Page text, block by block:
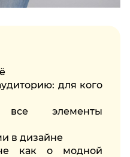
для кого
элементы
в дизайне
как о модной